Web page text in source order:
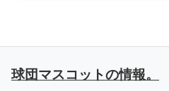
球団マスコットの情報。